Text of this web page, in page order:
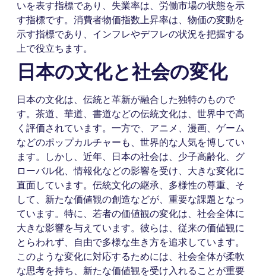
いを表す指標であり、失業率は、労働市場の状態を示
す指標です。消費者物価指数上昇率は、物価の変動を
示す指標であり、インフレやデフレの状況を把握する
上で役立ちます。
日本の文化と社会の変化
日本の文化は、伝統と革新が融合した独特のもので
す。茶道、華道、書道などの伝統文化は、世界中で高
く評価されています。一方で、アニメ、漫画、ゲーム
などのポップカルチャーも、世界的な人気を博してい
ます。しかし、近年、日本の社会は、少子高齢化、グ
ローバル化、情報化などの影響を受け、大きな変化に
直面しています。伝統文化の継承、多様性の尊重、そ
して、新たな価値観の創造などが、重要な課題となっ
ています。特に、若者の価値観の変化は、社会全体に
大きな影響を与えています。彼らは、従来の価値観に
とらわれず、自由で多様な生き方を追求しています。
このような変化に対応するためには、社会全体が柔軟
な思考を持ち、新たな価値観を受け入れることが重要